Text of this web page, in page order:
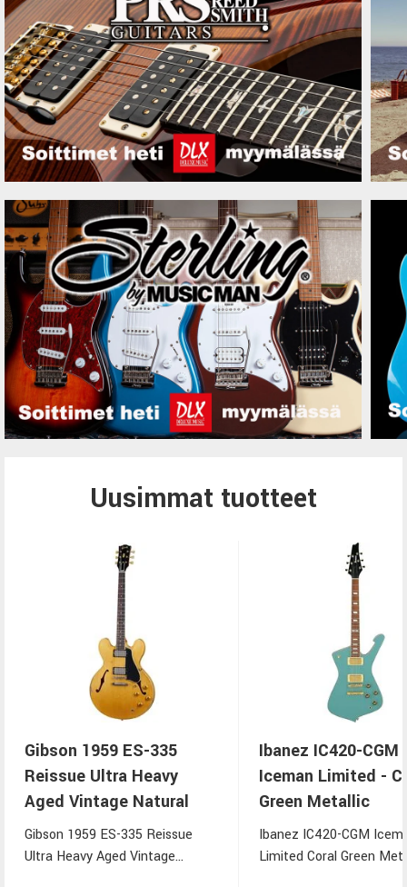
Uusimmat tuotteet
Gibson 1959 ES-335
Reissue Ultra Heavy
Aged Vintage Natural
Gibson 1959 ES-335 Reissue
Ultra Heavy Aged Vintage
Ibanez IC420-CGM
Iceman Limited -
Green Metallic
Ibanez IC420-CGM
Limited Coral Green